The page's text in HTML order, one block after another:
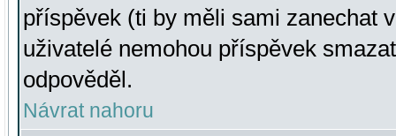
příspěvek (ti by měli sami zanechat
uživatelé nemohou příspěvek
odpověděl.
Návrat nahoru